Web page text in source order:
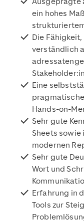
ein hohes
Die
verständlich
Eine
Hands-on-
Sehr gute
Sheets
modernen
Sehr gute
Wort und
Erfahrung in
Tools zur